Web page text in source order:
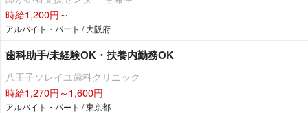
時給1,200円～
アルバイト・パート / 大阪府
歯科助手/未経験OK・扶養内勤務OK
八王子ソレイユ歯科クリニック
時給1,270円～1,600円
アルバイト・パート / 東京都